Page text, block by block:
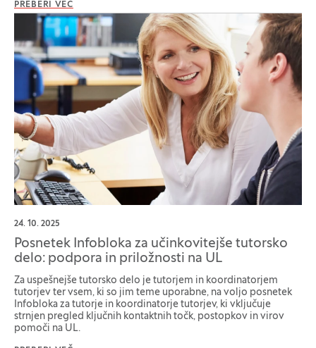
PREBERI VEČ
24. 10. 2025
Posnetek Infobloka za učinkovitejše tutorsko
delo: podpora in priložnosti na UL
Za uspešnejše tutorsko delo je tutorjem in koordinatorjem
tutorjev ter vsem, ki so jim teme uporabne, na voljo posnetek
Infobloka za tutorje in koordinatorje tutorjev, ki vključuje
strnjen pregled ključnih kontaktnih točk, postopkov in virov
pomoči na UL.